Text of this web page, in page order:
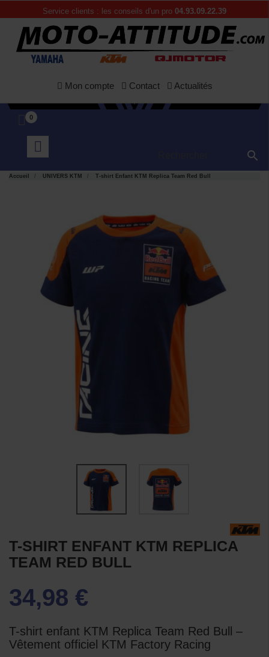
Service clients : les conseils d'un pro 04.93.09.22.39
Mon compte Contact Actualités
0

Accueil UNIVERS KTM T-shirt Enfant KTM Replica Team Red Bull
T-SHIRT ENFANT KTM REPLICA
TEAM RED BULL
34,98 €
T-shirt enfant KTM Replica Team Red Bull –
Vêtement officiel KTM Factory Racing